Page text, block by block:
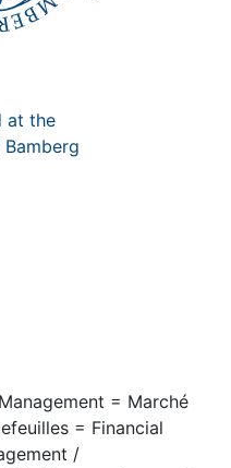
at the
= Marché
= Financial
/